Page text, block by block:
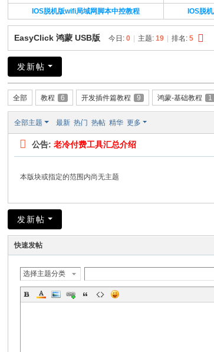
IOS脱机版wifi局域网脚本中控教程
IOS脱
EasyClick 鸿蒙 USB版 今日:0 主题:19 排名:5
发新帖
全部 教程 6 开发插件篇教程 9 鸿蒙-基础教程 1
全部主题 最新 热门 热帖 精华 更多
公告:老冷付费工具汇总介绍
本版块或指定的范围内尚无主题
发新帖
快速发帖
选择主题分类